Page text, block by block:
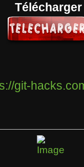
Télécharger
git-